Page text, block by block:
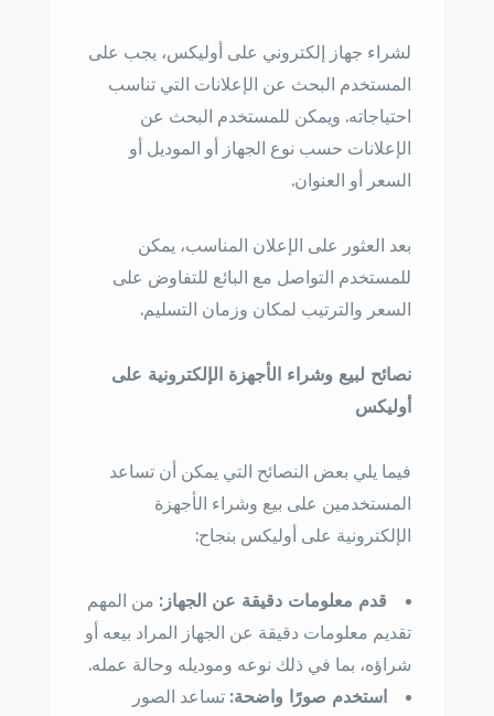
لشراء جهاز إلكتروني على أوليكس، يجب على
المستخدم البحث عن الإعلانات التي تناسب
احتياجاته. ويمكن للمستخدم البحث عن
الإعلانات حسب نوع الجهاز أو الموديل أو
السعر أو العنوان.
بعد العثور على الإعلان المناسب، يمكن
للمستخدم التواصل مع البائع للتفاوض على
السعر والترتيب لمكان وزمان التسليم.
نصائح لبيع وشراء الأجهزة الإلكترونية على
أوليكس
فيما يلي بعض النصائح التي يمكن أن تساعد
المستخدمين على بيع وشراء الأجهزة
الإلكترونية على أوليكس بنجاح:
قدم معلومات دقيقة عن الجهاز: من المهم
تقديم معلومات دقيقة عن الجهاز المراد بيعه أو
شراؤه، بما في ذلك نوعه وموديله وحالة عمله.
استخدم صورًا واضحة: تساعد الصور